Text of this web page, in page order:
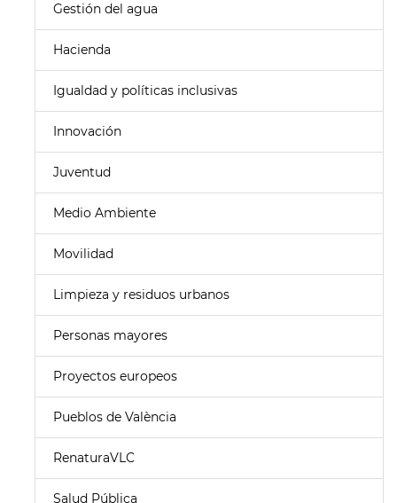
Gestión del agua
Hacienda
Igualdad y políticas inclusivas
Innovación
Juventud
Medio Ambiente
Movilidad
Limpieza y residuos urbanos
Personas mayores
Proyectos europeos
Pueblos de València
RenaturaVLC
Salud Pública